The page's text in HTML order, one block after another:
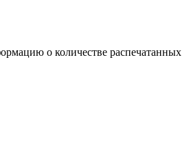
о количестве распечатанных